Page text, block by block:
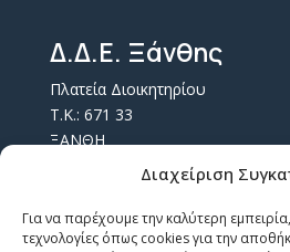
Διαχείριση
Για να παρέχουμε την καλύτερη
τεχνολογίες όπως cookies για την
Δ.Δ.Ε. Ξάνθης
Πλατεία Διοικητηρίου
Τ.Κ.: 671 33
ΞΑΝΘΗ
Επικοινωνία